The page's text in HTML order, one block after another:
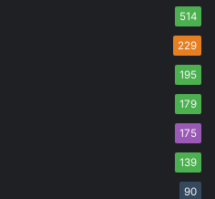
514
229
195
179
175
139
90